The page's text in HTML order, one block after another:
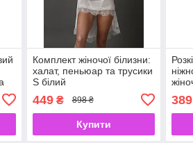
Комплект жіночої білизни:
халат, пеньюар та трусики
S білий
449₴ 898 ₴
Купити
389